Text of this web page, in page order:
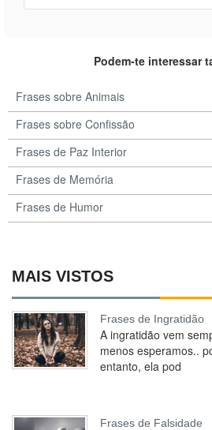
Podem-te interessar
Frases sobre Animais
Frases sobre Confissão
Frases de Paz Interior
Frases de Memória
Frases de Humor
MAIS VISTOS
Frases de Ingratidão
A ingratidão vem
menos esperamos..
entanto, ela pod
Frases de Falsidade